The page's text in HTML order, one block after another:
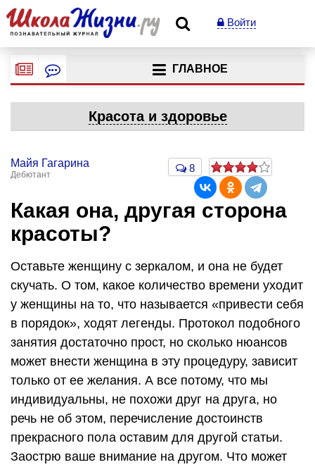
Войти
ГЛАВНОЕ
Красота и здоровье
Майя Гагарина
Дебютант
8
Какая она, другая сторона
красоты?
Оставьте женщину с зеркалом, и она не будет
скучать. О том, какое количество времени уходит
у женщины на то, что называется «привести себя
в порядок», ходят легенды. Протокол подобного
занятия достаточно прост, но сколько нюансов
может внести женщина в эту процедуру, зависит
только от ее желания. А все потому, что мы
индивидуальны, не похожи друг на друга, но
речь не об этом, перечисление достоинств
прекрасного пола оставим для другой статьи.
Заострю ваше внимание на другом. Что может